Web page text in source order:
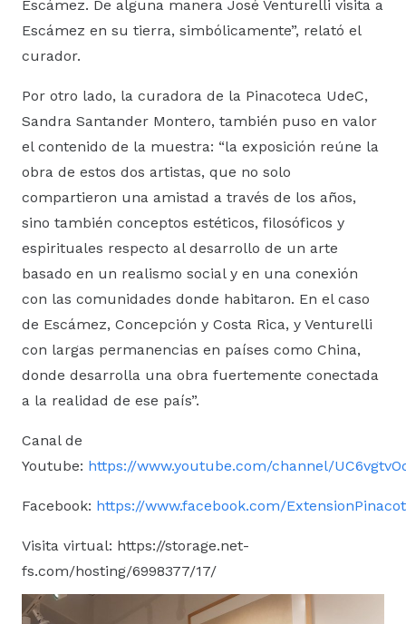
Escámez. De alguna manera José Venturelli visita a
Escámez en su tierra, simbólicamente”, relató el
curador.
Por otro lado, la curadora de la Pinacoteca UdeC,
Sandra Santander Montero, también puso en valor
el contenido de la muestra: “la exposición reúne la
obra de estos dos artistas, que no solo
compartieron una amistad a través de los años,
sino también conceptos estéticos, filosóficos y
espirituales respecto al desarrollo de un arte
basado en un realismo social y en una conexión
con las comunidades donde habitaron. En el caso
de Escámez, Concepción y Costa Rica, y Venturelli
con largas permanencias en países como China,
donde desarrolla una obra fuertemente conectada
a la realidad de ese país”.
Canal de
Youtube: https://www.youtube.com/channel/
Facebook: https://www.facebook.com/
Visita virtual: https://storage.net-
fs.com/hosting/6998377/17/